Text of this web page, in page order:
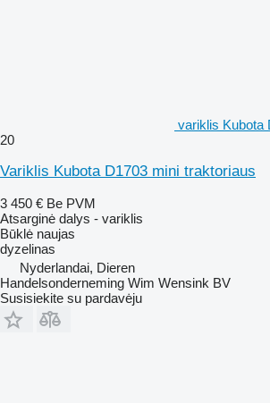
variklis Kubota
20
Variklis Kubota D1703 mini traktoriaus
3 450 € Be PVM
Atsarginė dalys - variklis
Būklė naujas
dyzelinas
Nyderlandai, Dieren
Handelsonderneming Wim Wensink BV
Susisiekite su pardavėju